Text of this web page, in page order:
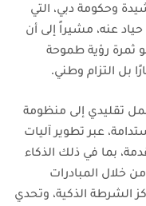
وحكومة دبي، التي
عنه، مشيراً إلى أن
ثمرة رؤية طموحة
بل التزام وطني.
تقليدي إلى منظومة
عبر تطوير آليات
بما في ذلك الذكاء
خلال المبادرات
الشرطة الذكية، وتحدي